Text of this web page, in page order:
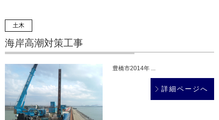
土木
海岸高潮対策工事
豊橋市2014年 ...
詳細ページへ